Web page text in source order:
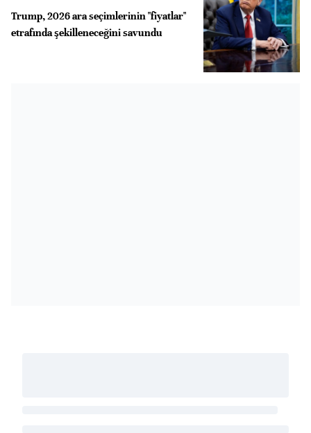
Trump, 2026 ara seçimlerinin "fiyatlar"
etrafında şekilleneceğini savundu